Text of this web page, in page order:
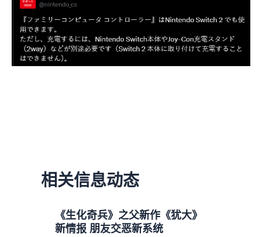
相关信息动态
《生化奇兵》之父新作《犹大》
新情报 朋友交恶新系统